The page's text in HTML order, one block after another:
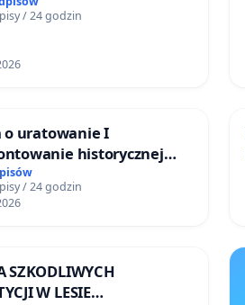
/ 24 godzin
o uratowanie I
historycznej
sm42-914
/ 24 godzin
SZKODLIWYCH
W LESIE